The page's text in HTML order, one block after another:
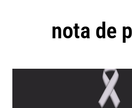
nota de